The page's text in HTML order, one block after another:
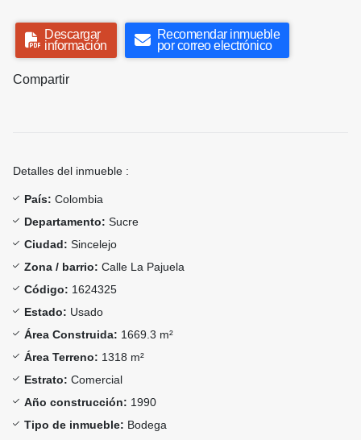
Descargar
información
Recomendar inmueble
por correo electrónico
Compartir
Detalles del inmueble :
País: Colombia
Departamento: Sucre
Ciudad: Sincelejo
Zona / barrio: Calle La Pajuela
Código: 1624325
Estado: Usado
Área Construida: 1669.3 m²
Área Terreno: 1318 m²
Estrato: Comercial
Año construcción: 1990
Tipo de inmueble: Bodega